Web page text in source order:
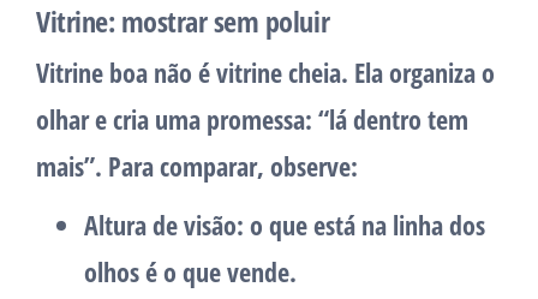
Vitrine: mostrar sem poluir
Vitrine boa não é vitrine cheia. Ela organiza o
olhar e cria uma promessa: “lá dentro tem
mais”. Para comparar, observe:
Altura de visão: o que está na linha dos
olhos é o que vende.